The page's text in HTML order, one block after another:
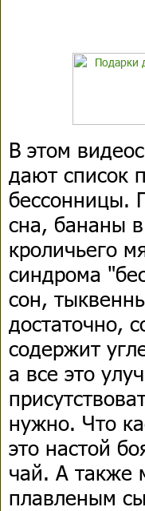
В этом
дают список
бессонницы.
сна, бананы
кроличьего
синдрома
сон,
достаточно,
содержит
а все это
нужно. Что
это настой
чай. А также
плавленым